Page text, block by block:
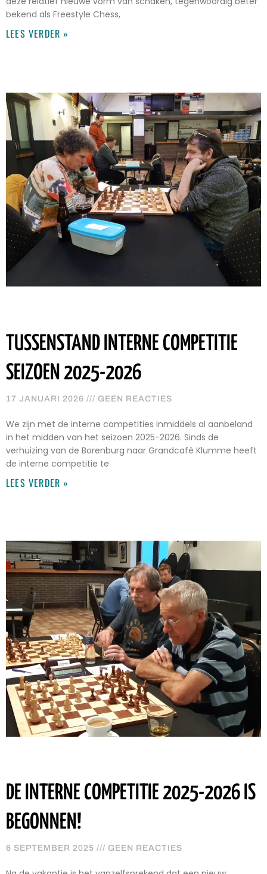
bekend als Freestyle Chess,
LEES VERDER »
TUSSENSTAND INTERNE COMPETITIE
SEIZOEN 2025-2026
17 JANUARI 2026 GEEN REACTIES
We zijn met de interne competities inmiddels al aanbeland
in het midden van het seizoen 2025-2026. Sinds de
verhuizing van de Borenburg naar Grandcafé Klumme heeft
de interne competitie te
LEES VERDER »
DE INTERNE COMPETITIE 2025-2026 IS
BEGONNEN!
6 SEPTEMBER 2025 GEEN REACTIES